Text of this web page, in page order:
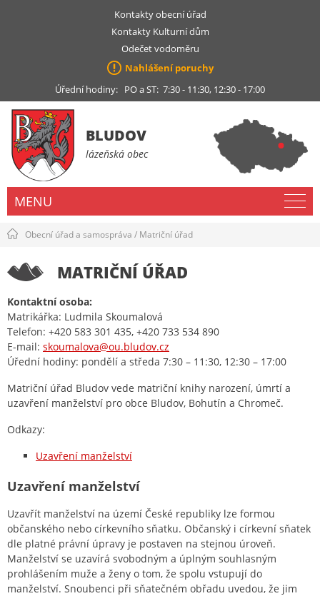
Kontakty obecní úřad
Kontakty Kulturní dům
Odečet vodoměru
Nahlášení poruchy
Úřední hodiny: PO a ST: 7:30 - 11:30, 12:30 - 17:00
BLUDOV
lázeňská obec
MENU
Obecní úřad a samospráva / Matriční úřad
MATRIČNÍ ÚŘAD
Kontaktní osoba:
Matrikářka: Ludmila Skoumalová
Telefon: +420 583 301 435, +420 733 534 890
E-mail: skoumalova@ou.bludov.cz
Úřední hodiny: pondělí a středa 7:30 – 11:30, 12:30 – 17:00
Matriční úřad Bludov vede matriční knihy narození, úmrtí a
uzavření manželství pro obce Bludov, Bohutín a Chromeč.
Odkazy:
Uzavření manželství
Uzavření manželství
Uzavřít manželství na území České republiky lze formou
občanského nebo církevního sňatku. Občanský i církevní sňatek
dle platné právní úpravy je postaven na stejnou úroveň.
Manželství se uzavírá svobodným a úplným souhlasným
prohlášením muže a ženy o tom, že spolu vstupují do
manželství. Snoubenci při sňatečném obřadu uvedou, že jim